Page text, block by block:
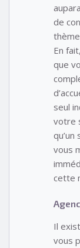
de
En
que
seul
votre
vous
cette
Il
vous